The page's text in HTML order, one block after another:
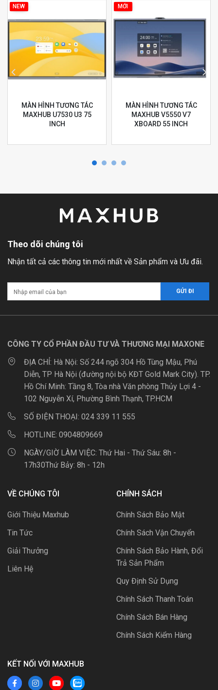
NEW
MÀN HÌNH TƯƠNG TÁC
MAXHUB U7530 U3 75
INCH
MỚI
MÀN HÌNH TƯƠNG TÁC
MAXHUB V5550 V7
XBOARD 55 INCH
Theo dõi chúng tôi
Nhận tất cả các thông tin mới nhất về Sản phẩm và Ưu đãi.
CÔNG TY CỔ PHẦN ĐẦU TƯ VÀ THƯƠNG MẠI MAXONE
ĐỊA CHỈ: Hà Nội: Số 244 ngõ 304 Hồ Tùng Mậu, Phú
Diễn, TP Hà Nội (đường nội bộ KĐT Gold Mark City). TP.
Hồ Chí Minh: Tầng 8, Tòa nhà Văn phòng Thủy Lợi 4 -
102 Nguyễn Xí, Phường Bình Thạnh, TP.HCM
SỐ ĐIỆN THOẠI: 024 339 11 555
HOTLINE: 0904809669
NGÀY/GIỜ LÀM VIỆC: Thứ Hai - Thứ Sáu: 8h -
17h30Thứ Bảy: 8h - 12h
VỀ CHÚNG TÔI
Giới Thiệu Maxhub
Tin Tức
Giải Thưởng
Liên Hệ
CHÍNH SÁCH
Chính Sách Bảo Mật
Chính Sách Vận Chuyển
Chính Sách Bảo Hành, Đổi
Trả Sản Phẩm
Quy Định Sử Dụng
Chính Sách Thanh Toán
Chính Sách Bán Hàng
Chính Sách Kiểm Hàng
KẾT NỐI VỚI MAXHUB